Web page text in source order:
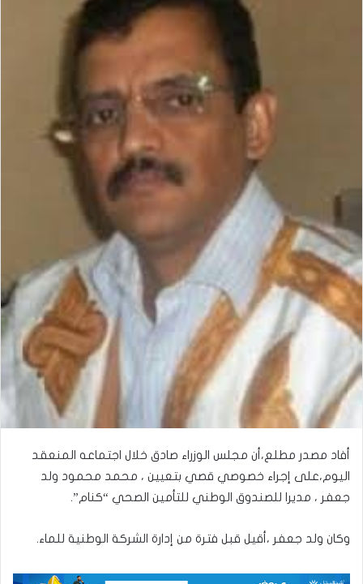
أفاد مصدر مطلع،أن مجلس الوزراء صادق خلال اجتماعه المنعقد
اليوم،على إجراء خصوصي قصي بتعيين ، محمد محمود ولد
جعفر ، مديرا للصندوق الوطني للتأمين الصحي “كنام”.
وكان ولد جعفر ،أقيل قبل فترة من إدارة الشركة الوطنية للماء.